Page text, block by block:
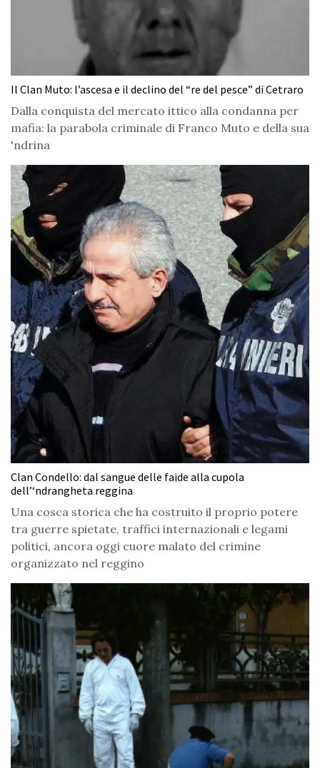
Il Clan Muto: l’ascesa e il declino del “re del pesce” di Cetraro
Dalla conquista del mercato ittico alla condanna per
mafia: la parabola criminale di Franco Muto e della sua
'ndrina
Clan Condello: dal sangue delle faide alla cupola
dell’‘ndrangheta reggina
Una cosca storica che ha costruito il proprio potere
tra guerre spietate, traffici internazionali e legami
politici, ancora oggi cuore malato del crimine
organizzato nel reggino